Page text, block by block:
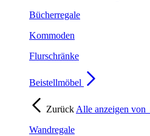
Bücherregale
Kommoden
Flurschränke
Beistellmöbel
Zurück Alle anzeigen von
Wandregale